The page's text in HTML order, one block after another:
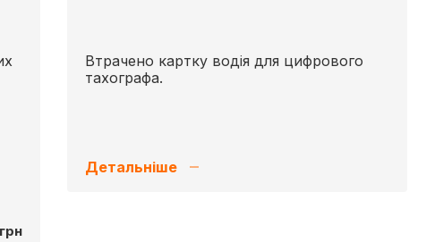
грн
Втрачено картку водія для цифрового
тахографа.
Детальніше